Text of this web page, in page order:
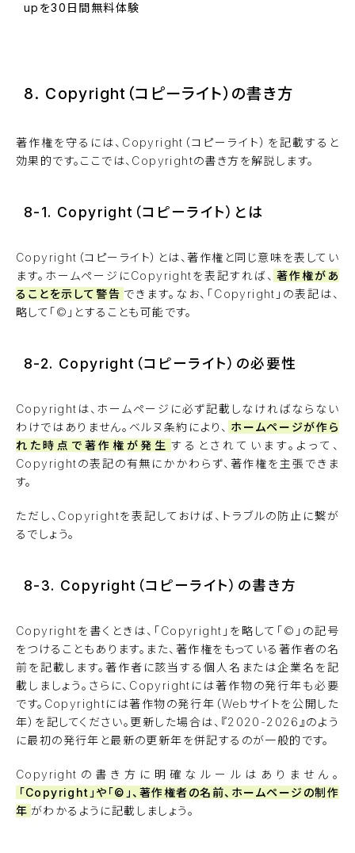
upを30日間無料体験
8. Copyright（コピーライト）の書き方
著作権を守るには、Copyright（コピーライト）を記載すると
効果的です。ここでは、Copyrightの書き方を解説します。
8-1. Copyright（コピーライト）とは
Copyright（コピーライト）とは、著作権と同じ意味を表してい
ます。ホームページにCopyrightを表記すれば、 著作権があ
ることを示して警告 できます。なお、「Copyright」の表記は、
略して「©」とすることも可能です。
8-2. Copyright（コピーライト）の必要性
Copyrightは、ホームページに必ず記載しなければならない
わけではありません。ベルヌ条約により、 ホームページが作ら
れた時点で著作権が発生 するとされています。よって、
Copyrightの表記の有無にかかわらず、著作権を主張できま
す。
ただし、Copyrightを表記しておけば、トラブルの防止に繋が
るでしょう。
8-3. Copyright（コピーライト）の書き方
Copyrightを書くときは、「Copyright」を略して「©」の記号
をつけることもあります。また、著作権をもっている著作者の名
前を記載します。著作者に該当する個人名または企業名を記
載しましょう。さらに、Copyrightには著作物の発行年も必要
です。Copyrightには著作物の発行年（Webサイトを公開した
年）を記してください。更新した場合は、『2020-2026』のよう
に最初の発行年と最新の更新年を併記するのが一般的です。
Copyrightの書き方に明確なルールはありません。
「Copyright」や「©」、著作権者の名前、ホームページの制作
年 がわかるように記載しましょう。